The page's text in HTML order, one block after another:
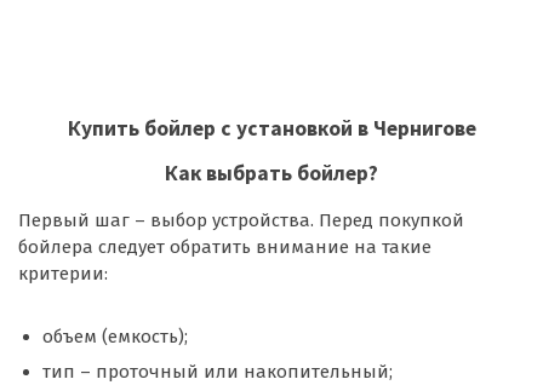
Купить бойлер с установкой в Чернигове
Как выбрать бойлер?
Первый шаг – выбор устройства. Перед покупкой
бойлера следует обратить внимание на такие
критерии:
объем (емкость);
тип – проточный или накопительный;